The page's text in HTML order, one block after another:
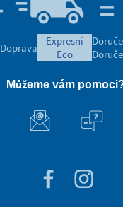
Doprava
expresní
eco
Můžeme vám